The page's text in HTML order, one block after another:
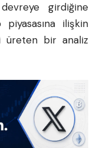
girdiğine
ilişkin
üreten bir analiz